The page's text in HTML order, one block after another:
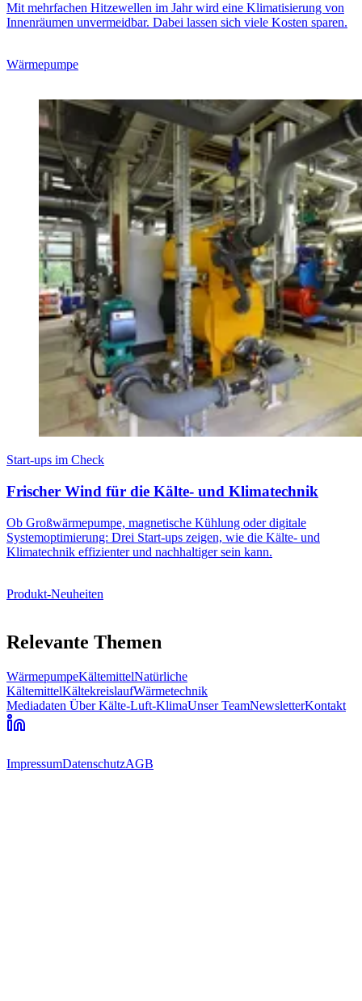
Mit mehrfachen Hitzewellen im Jahr wird eine Klimatisierung von
Innenräumen unvermeidbar. Dabei lassen sich viele Kosten sparen.
Wärmepumpe
Start-ups im Check
Frischer Wind für die Kälte- und Klimatechnik
Ob Großwärmepumpe, magnetische Kühlung oder digitale
Systemoptimierung: Drei Start-ups zeigen, wie die Kälte- und
Klimatechnik effizienter und nachhaltiger sein kann.
Produkt-Neuheiten
Relevante Themen
WärmepumpeKältemittelNatürliche
KältemittelKältekreislaufWärmetechnik
Mediadaten Über Kälte-Luft-KlimaUnser TeamNewsletterKontakt
ImpressumDatenschutzAGB